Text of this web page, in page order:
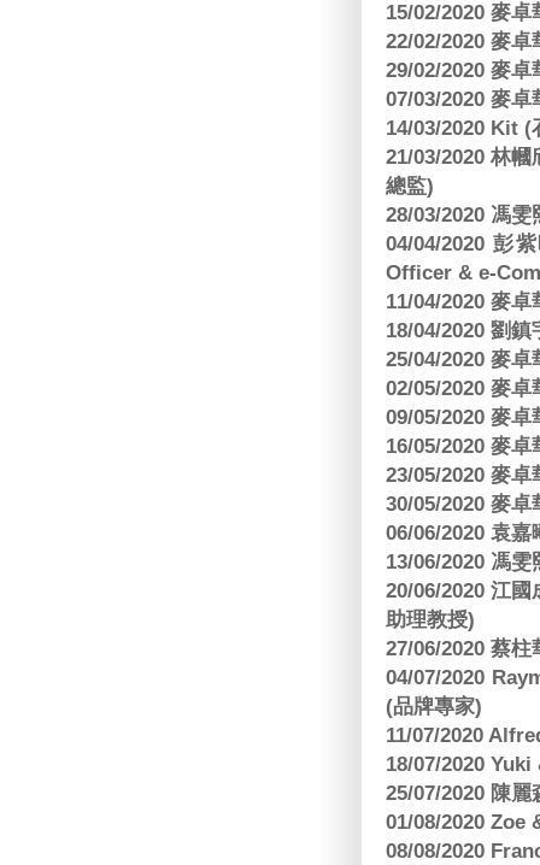
15/02/2020 麥
22/02/2020 麥
29/02/2020 麥
07/03/2020 麥
14/03/2020 Kit
21/03/2020 林
總監)
28/03/2020 馮
04/04/2020 彭
Officer & e-
11/04/2020 麥
18/04/2020 劉
25/04/2020 麥
02/05/2020 麥
09/05/2020 麥
16/05/2020 麥
23/05/2020 麥
30/05/2020 麥
06/06/2020 袁
13/06/2020 馮
20/06/2020 江
助理教授)
27/06/2020 蔡
04/07/2020
(品牌專家)
11/07/2020
18/07/2020
25/07/2020 陳
01/08/2020 Zoe
08/08/2020